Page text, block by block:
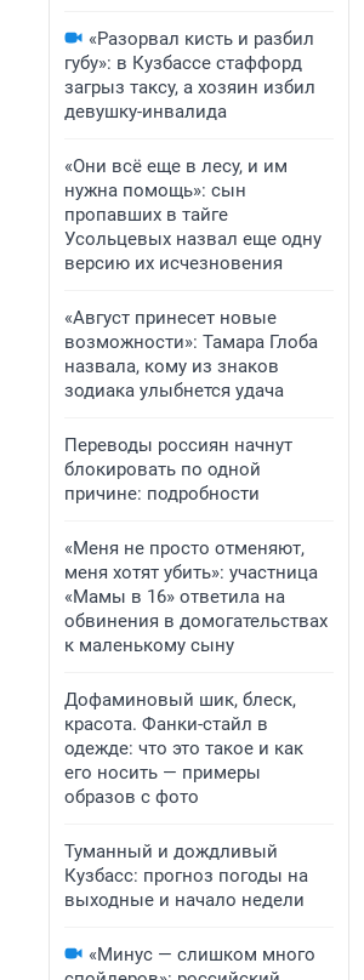
«Разорвал кисть и разбил
губу»: в Кузбассе стаффорд
загрыз таксу, а хозяин избил
девушку-инвалида
«Они всё еще в лесу, и им
нужна помощь»: сын
пропавших в тайге
Усольцевых назвал еще одну
версию их исчезновения
«Август принесет новые
возможности»: Тамара Глоба
назвала, кому из знаков
зодиака улыбнется удача
Переводы россиян начнут
блокировать по одной
причине: подробности
«Меня не просто отменяют,
меня хотят убить»: участница
«Мамы в 16» ответила на
обвинения в домогательствах
к маленькому сыну
Дофаминовый шик, блеск,
красота. Фанки-стайл в
одежде: что это такое и как
его носить — примеры
образов с фото
Туманный и дождливый
Кузбасс: прогноз погоды на
выходные и начало недели
«Минус — слишком много